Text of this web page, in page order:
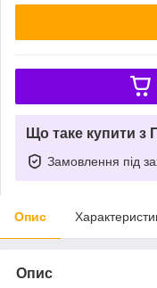
Що таке купити з
Замовлення під
Опис
Опис